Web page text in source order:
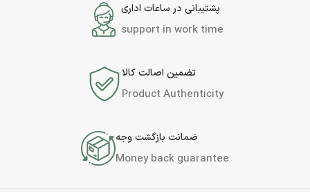
پشتیبانی در ساعات اداری
support in work time
تضمین اصالت کالا
Product Authenticity
ضمانت بازگشت وجه
Money back guarantee